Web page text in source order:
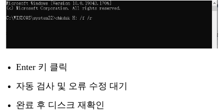
Enter 키 클릭
자동 검사 및 오류 수정 대기
완료 후 디스크 재확인